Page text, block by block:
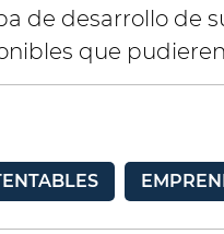
de desarrollo de
que